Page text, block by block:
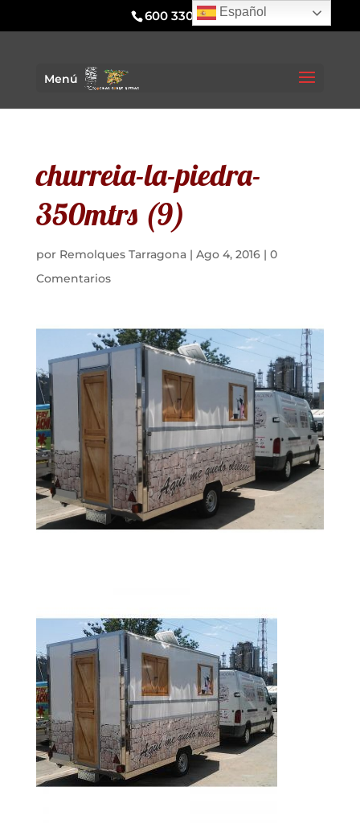
600 330 295
Menú
churreia-la-piedra-
350mtrs (9)
por Remolques Tarragona| Ago 4, 2016| 0
Comentarios
Español